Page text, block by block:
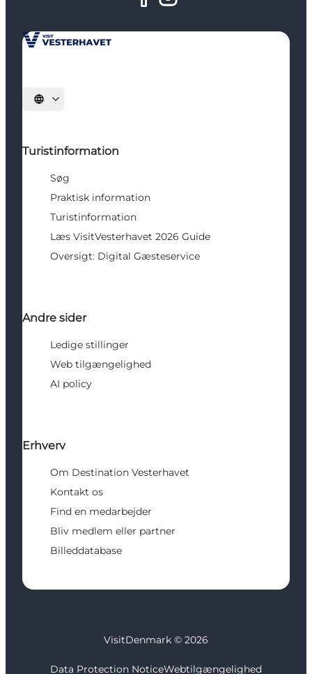
Vælg sprog
Turistinformation
Søg
Praktisk information
Turistinformation
Læs VisitVesterhavet 2026 Guide
Oversigt: Digital Gæsteservice
Andre sider
Ledige stillinger
Web tilgængelighed
AI policy
Erhverv
Om Destination Vesterhavet
Kontakt os
Find en medarbejder
Bliv medlem eller partner
Billeddatabase
VisitDenmark © 2026
Data Protection NoticeWebtilgængelighed